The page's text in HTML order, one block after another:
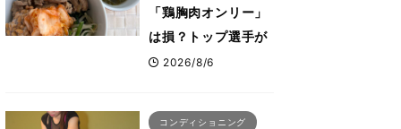
「鶏胸肉オンリー」
は損？トップ選手が
実践する疲労を残さ
活コンボ
2026/8/6
コンディショニング